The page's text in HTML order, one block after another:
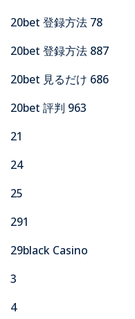
20bet 登録方法 78
20bet 登録方法 887
20bet 見るだけ 686
20bet 評判 963
21
24
25
291
29black Casino
3
4